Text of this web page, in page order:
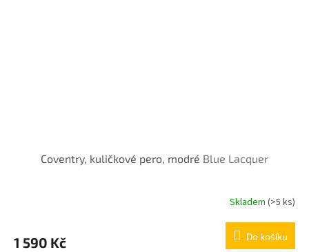
Coventry, kuličkové pero, modré Blue Lacquer
Skladem (>5 ks)
1 590 Kč Do košíku